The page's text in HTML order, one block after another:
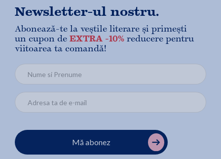
Newsletter-ul nostru.
Abonează-te la veștile literare și primești
un cupon de EXTRA -10% reducere pentru
viitoarea ta comandă!
Mă abonez